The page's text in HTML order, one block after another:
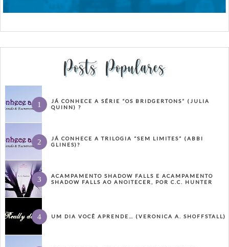
Posts Populares
JÁ CONHECE A SÉRIE “OS BRIDGERTONS” (JULIA
QUINN) ?
JÁ CONHECE A TRILOGIA “SEM LIMITES” (ABBI
GLINES)?
ACAMPAMENTO SHADOW FALLS E ACAMPAMENTO
SHADOW FALLS AO ANOITECER, POR C.C. HUNTER
UM DIA VOCÊ APRENDE… (VERONICA A. SHOFFSTALL)